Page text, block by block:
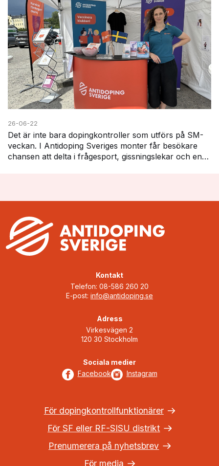
26-06-22
Det är inte bara dopingkontroller som utförs på SM-
veckan. I Antidoping Sveriges monter får besökare
chansen att delta i frågesport, gissningslekar och en
Kontakt
Telefon: 08-586 260 20
E-post: info@antidoping.se
Adress
Virkesvägen 2
120 30 Stockholm
Sociala medier
Facebook
Instagram
För dopingkontrollfunktionärer
För SF eller RF-SISU distrikt
Prenumerera på nyhetsbrev
För media